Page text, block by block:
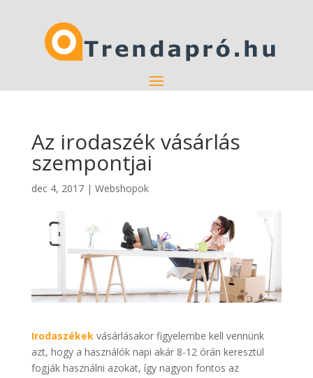
Az irodaszék vásárlás
szempontjai
dec 4, 2017| Webshopok
Irodaszékekvásárlásakor figyelembe kell vennünk
azt, hogy a használók napi akár 8-12 órán keresztül
fogják használni azokat, így nagyon fontos az